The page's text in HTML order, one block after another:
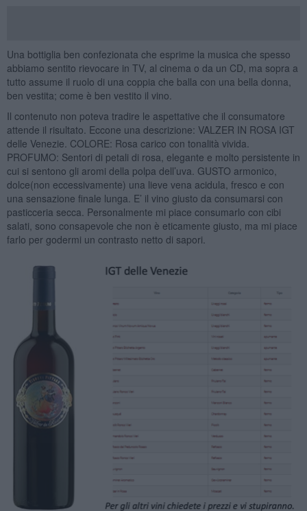
Una bottiglia ben confezionata che esprime la musica che spesso
abbiamo sentito rievocare in TV, al cinema o da un CD, ma sopra a
tutto assume il ruolo di una coppia che balla con una bella donna,
ben vestita; come è ben vestito il vino.
Il contenuto non poteva tradire le aspettative che il consumatore
attende il risultato. Eccone una descrizione: VALZER IN ROSA IGT
delle Venezie. COLORE: Rosa carico con tonalità vivida.
PROFUMO: Sentori di petali di rosa, elegante e molto persistente in
cui si sentono gli aromi della polpa dell’uva. GUSTO armonico,
dolce(non eccessivamente) una lieve vena acidula, fresco e con
una sensazione finale lunga. E’ il vino giusto da consumarsi con
pasticceria secca. Personalmente mi piace consumarlo con cibi
salati, sono consapevole che non è eticamente giusto, ma mi piace
farlo per godermi un contrasto netto di sapori.